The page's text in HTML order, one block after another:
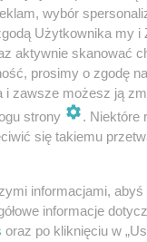
wyjazd
19:00)
wybór
Użytkownika my
aktywnie skanować
prosimy o zgodę
i zawsze możesz ją
strony
. Niektóre
się takiemu
informacjami,
informacje
oraz po kliknięciu w